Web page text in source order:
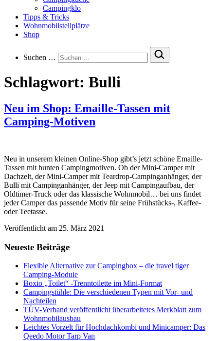
Campingklo
Tipps & Tricks
Wohnmobilstellplätze
Shop
Suchen …
Schlagwort: Bulli
Neu im Shop: Emaille-Tassen mit
Camping-Motiven
Neu in unserem kleinen Online-Shop gibt’s jetzt schöne Emaille-
Tassen mit bunten Campingmotiven. Ob der Mini-Camper mit
Dachzelt, der Mini-Camper mit Teardrop-Campinganhänger, der
Bulli mit Campinganhänger, der Jeep mit Campingaufbau, der
Oldtimer-Truck oder das klassische Wohnmobil… bei uns findet
jeder Camper das passende Motiv für seine Frühstücks-, Kaffee-
oder Teetasse.
Veröffentlicht am 25. März 2021
Neueste Beiträge
Flexible Alternative zur Campingbox – die travel tiger
Camping-Module
Boxio „Toilet“ -Trenntoilette im Mini-Format
Campingstühle: Die verschiedenen Typen mit Vor- und
Nachteilen
TÜV-Verband veröffentlicht überarbeitetes Merkblatt zum
Wohnmobilausbau
Leichtes Vorzelt für Hochdachkombi und Minicamper: Das
Qeedo Motor Tarp Van